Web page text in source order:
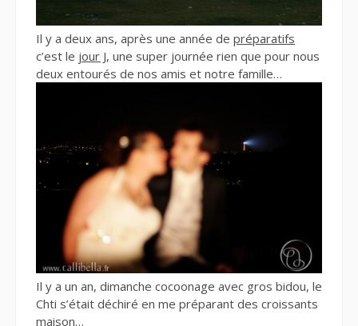
Il y a deux ans, après une année de préparatifs
c’est le jour J, une super journée rien que pour nous
deux entourés de nos amis et notre famille…
Il y a un an, dimanche cocoonage avec gros bidou, le
Chti s’était déchiré en me préparant des croissants
maison…